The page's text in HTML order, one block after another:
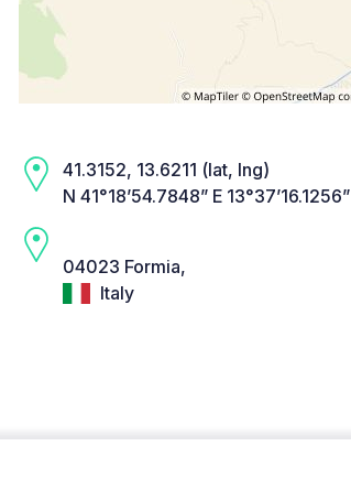
41.3152, 13.6211 (lat, lng)
N 41°18’54.7848” E 13°37’16.1256”
04023 Formia,
Italy